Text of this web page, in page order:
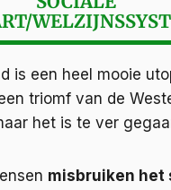
is een heel mooie
triomf van de
het is te ver
misbruiken het